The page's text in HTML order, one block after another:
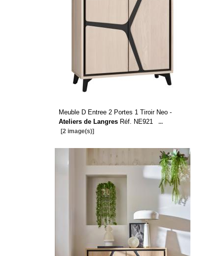
Meuble D Entree 2 Portes 1 Tiroir Neo -
Ateliers de LangresRéf. NE921
...
[2 image(s)]